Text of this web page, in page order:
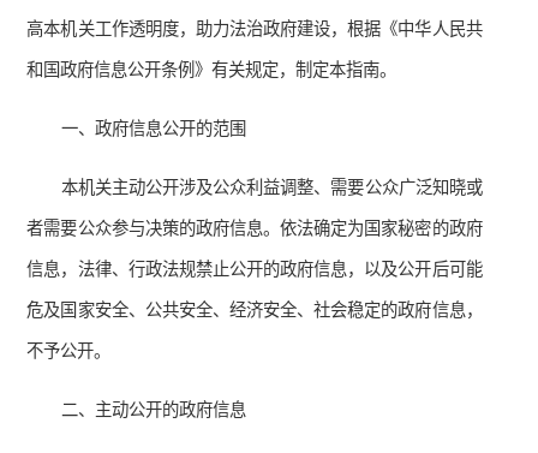
高本机关工作透明度，助力法治政府建设，根据《中华人民共
和国政府信息公开条例》有关规定，制定本指南。
一、政府信息公开的范围
本机关主动公开涉及公众利益调整、需要公众广泛知晓或
者需要公众参与决策的政府信息。依法确定为国家秘密的政府
信息，法律、行政法规禁止公开的政府信息，以及公开后可能
危及国家安全、公共安全、经济安全、社会稳定的政府信息，
不予公开。
二、主动公开的政府信息